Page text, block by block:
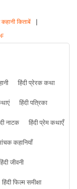
किताबें |
हिंदी प्रेरक कथा
हिंदी पत्रिका
नाटक
हिंदी प्रेम कथाएँ
कहानियाँ
जीवनी
हिंदी फिल्म समीक्षा